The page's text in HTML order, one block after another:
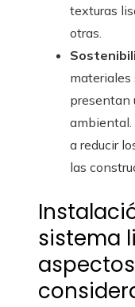
texturas
otras.
materiales
presentan
ambiental.
a reducir
las
sistema